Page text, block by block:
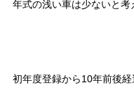
年式の浅い車は少ないと考
初年度登録から10年前後経